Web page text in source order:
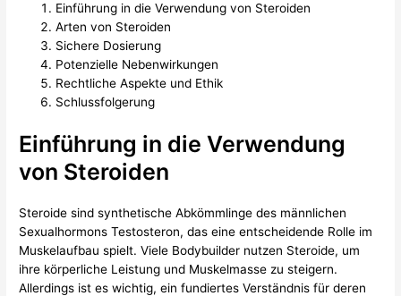
Einführung in die Verwendung von Steroiden
Arten von Steroiden
Sichere Dosierung
Potenzielle Nebenwirkungen
Rechtliche Aspekte und Ethik
Schlussfolgerung
Einführung in die Verwendung
von Steroiden
Steroide sind synthetische Abkömmlinge des männlichen
Sexualhormons Testosteron, das eine entscheidende Rolle im
Muskelaufbau spielt. Viele Bodybuilder nutzen Steroide, um
ihre körperliche Leistung und Muskelmasse zu steigern.
Allerdings ist es wichtig, ein fundiertes Verständnis für deren